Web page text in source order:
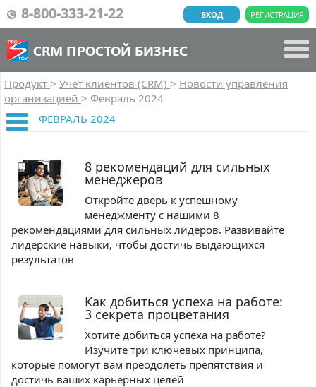
8-800-333-21-22 РЕГИСТРАЦИЯ
ВХОД
CRM ПРОСТОЙ БИЗНЕС
Продукт > Учет клиентов (CRM) > Новости управления
организацией > Февраль 2024
ФЕВРАЛЬ 2024
8 рекомендаций для сильных
менеджеров
Откройте дверь к успешному
менеджменту с нашими 8
рекомендациями для сильных лидеров. Развивайте
лидерские навыки, чтобы достичь выдающихся
результатов
Как добиться успеха на работе:
3 секрета процветания
Хотите добиться успеха на работе?
Изучите три ключевых принципа,
которые помогут вам преодолеть препятствия и
достичь ваших карьерных целей